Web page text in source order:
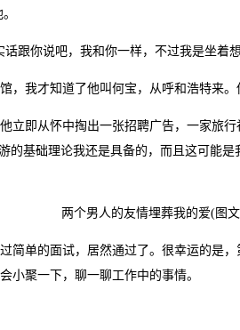
你说吧，我和你一样，不过我是坐着想
我才知道了他叫何宝，从呼和浩特来。
即从怀中掏出一张招聘广告，一家旅行
的基础理论我还是具备的，而且这可能是
两个男人的友情埋葬我的爱(图
单的面试，居然通过了。很幸运的是，
小聚一下，聊一聊工作中的事情。